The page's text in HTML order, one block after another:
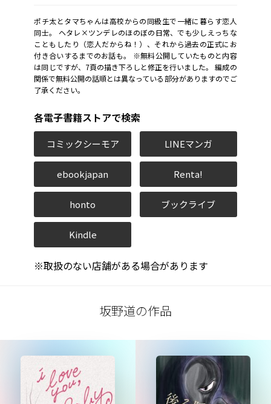
ポチ太とタマちゃんは高校からの同級生で一緒に暮らす恋人
同士。 ヘタレ×ツンデレのほのぼの日常、でも少しえっちな
こともしたり（恋人だからね！）、それから過去の正式にお
付き合いするまでのお話も。 ※無料公開していたものと内容
は同じですが、7頁の描き下ろしと修正を行いました。 編成の
関係で無料公開の話順とは異なっている部分がありますのでご
了承ください。
各電子書籍ストアで検索
コミックシーモア LINEマンガ
ebookjapan Renta!
honto ブックライブ
Kindle
※取扱のない店舗がある場合があります
坂野道の作品